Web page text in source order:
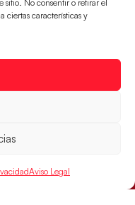
sitio. No consentir o retirar el
ciertas características y
Aviso Legal
las
han llevado el